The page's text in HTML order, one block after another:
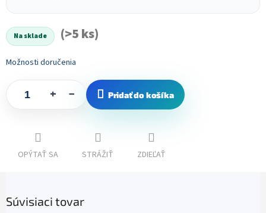
Na sklade
(>5 ks)
Možnosti doručenia
+ − Pridať do košíka
OPÝTAŤ SA STRÁŽIŤ ZDIEĽAŤ
Súvisiaci tovar